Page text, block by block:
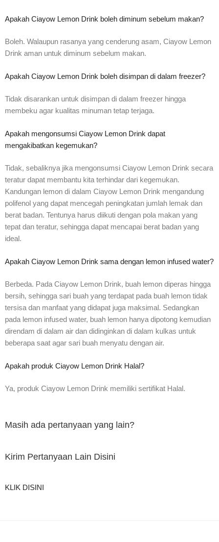
Apakah Ciayow Lemon Drink boleh diminum sebelum makan?
Boleh. Walaupun rasanya yang cenderung asam, Ciayow Lemon
Drink aman untuk diminum sebelum makan.
Apakah Ciayow Lemon Drink boleh disimpan di dalam freezer?
Tidak disarankan untuk disimpan di dalam freezer hingga
membeku agar kualitas minuman tetap terjaga.
Apakah mengonsumsi Ciayow Lemon Drink dapat
mengakibatkan kegemukan?
Tidak, sebaliknya jika mengonsumsi Ciayow Lemon Drink secara
teratur dapat membantu kita terhindar dari kegemukan.
Kandungan lemon di dalam Ciayow Lemon Drink mengandung
polifenol yang dapat mencegah peningkatan jumlah lemak dan
berat badan. Tentunya harus diikuti dengan pola makan yang
tepat dan teratur, sehingga dapat mencapai berat badan yang
ideal.
Apakah Ciayow Lemon Drink sama dengan lemon infused water?
Berbeda. Pada Ciayow Lemon Drink, buah lemon diperas hingga
bersih, sehingga sari buah yang terdapat pada buah lemon tidak
tersisa dan manfaat yang didapat juga maksimal. Sedangkan
pada lemon infused water, buah lemon hanya dipotong kemudian
direndam di dalam air dan didinginkan di dalam kulkas untuk
beberapa saat agar sari buah menyatu dengan air.
Apakah produk Ciayow Lemon Drink Halal?
Ya, produk Ciayow Lemon Drink memiliki sertifikat Halal.
Masih ada pertanyaan yang lain?
Kirim Pertanyaan Lain Disini
KLIK DISINI